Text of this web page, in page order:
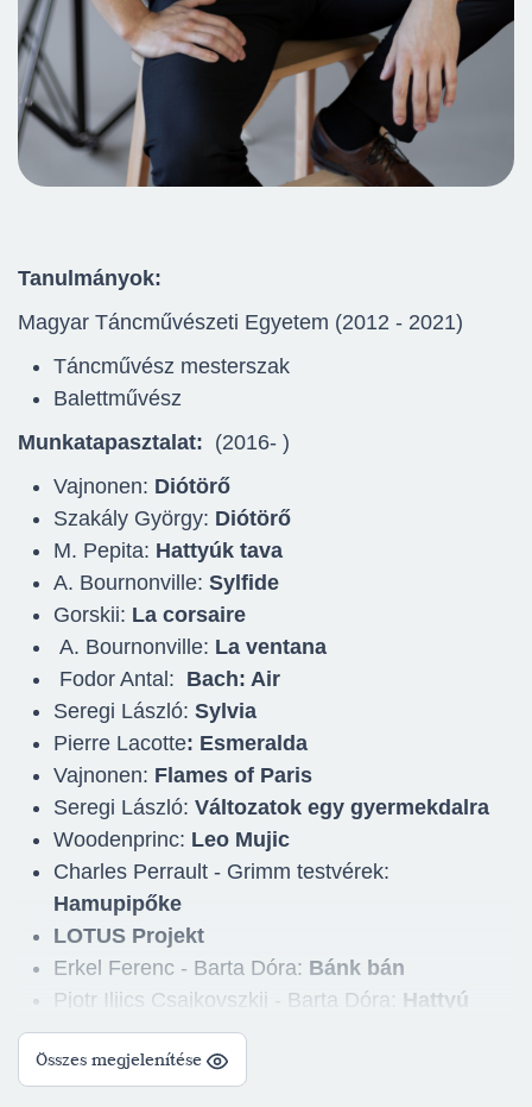
Tanulmányok:
Magyar Táncművészeti Egyetem (2012 - 2021)
Táncművész mesterszak
Balettművész
Munkatapasztalat: (2016- )
Vajnonen: Diótörő
Szakály György: Diótörő
M. Pepita: Hattyúk tava
A. Bournonville: Sylfide
Gorskii: La corsaire
A. Bournonville: La ventana
Fodor Antal: Bach: Air
Seregi László: Sylvia
Pierre Lacotte: Esmeralda
Vajnonen: Flames of Paris
Seregi László: Változatok egy gyermekdalra
Woodenprinc: Leo Mujic
Charles Perrault - Grimm testvérek:
Hamupipőke
LOTUS Projekt
Erkel Ferenc - Barta Dóra: Bánk bán
Pjotr Iljics Csajkovszkij - Barta Dóra: Hattyú
Carl Orff:Carmina Burana
William Shakespeare - Barta Dóra:
Összes megjelenítése